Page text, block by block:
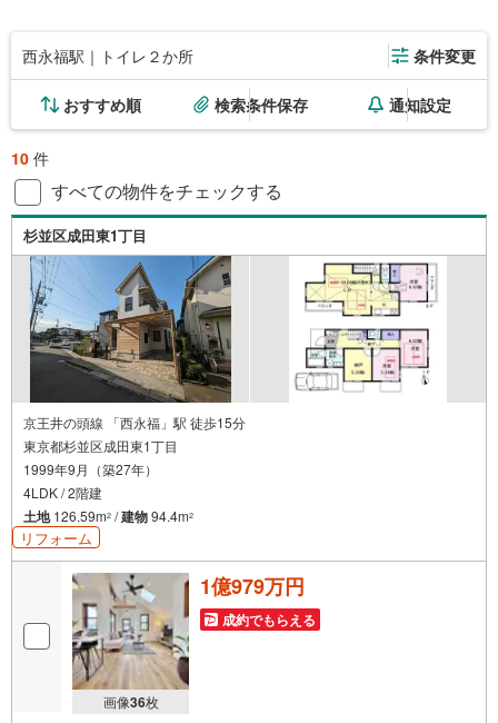
西永福駅｜トイレ２か所 条件変更
おすすめ順 検索条件保存 通知設定
10 件
すべての物件をチェックする
杉並区成田東1丁目
京王井の頭線 「西永福」駅 徒歩15分
東京都杉並区成田東1丁目
1999年9月（築27年）
4LDK / 2階建
土地126.59m2 /建物94.4m2
リフォーム
画像36枚
1億979万円
成約でもらえる